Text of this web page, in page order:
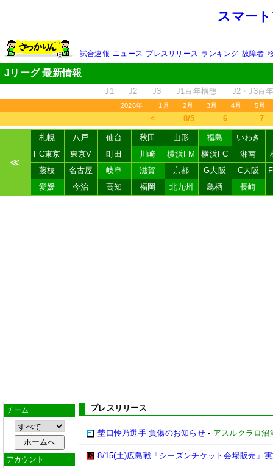
スマー
試合速報 ニュース プレスリリース ランキング 故障者
Jリーグ 最新情報
J1 J2 J3 J1百年構想 J2・J3百
2026年 1月 2月 3月 4月 5月
＜ 8/5 6 7
≪
札幌 八戸 仙台 秋田 山形 福島
いわき
FC東京
東京V 町田 川崎 横浜FM 横浜FC 湘南
藤枝
名古屋 岐阜 滋賀 京都 G大阪 C大阪
愛媛
今治 高知 福岡 北九州 鳥栖 長崎
チーム
アカウント
プレスリリース
埜口怜乃選手 負傷のお知らせ - アスルクラロ沼
8/15(土)広島戦「シーズンチケット会場販売」